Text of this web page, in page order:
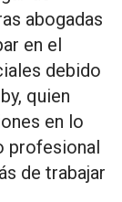
abogadas
en el
debido
quien
en lo
profesional
de trabajar